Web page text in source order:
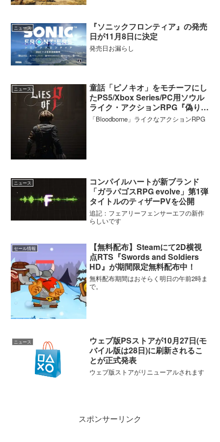
ニュース
『ソニックフロンティア』の発売
日が11月8日に決定
発売日お漏らし
ニュース
童話「ピノキオ」をモチーフにし
たPS5/Xbox Series/PC用ソウル
ライク・アクションRPG『偽りの
P（Lies of P）』のゲームプレイ
「Bloodborne」ライクなアクションRPG
ニュース
コンパイルハートが新ブランド
「ガラパゴスRPG evolve」第1弾
タイトルのティザーPVを公開
追記：フェアリーフェンサーエフの新作
らしいです
セール情報
【無料配布】Steamにて2D横視
点RTS『Swords and Soldiers
HD』が期間限定無料配布中！
無料配布期間はおそらく明日の午前2時ま
で。
ニュース
ウェブ版PSストアが10月27日(モ
バイル版は28日)に刷新されるこ
とが正式発表
ウェブ版ストアがリニューアルされます
スポンサーリンク